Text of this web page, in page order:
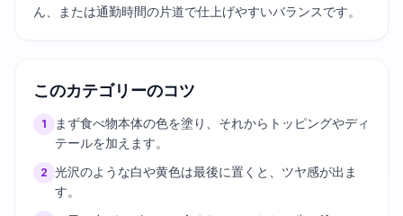
ん、または通勤時間の片道で仕上げやすいバランスです。
このカテゴリーのコツ
1
まず食べ物本体の色を塗り、それからトッピングやディ
テールを加えます。
2 光沢のような白や黄色は最後に置くと、ツヤ感が出ま
す。